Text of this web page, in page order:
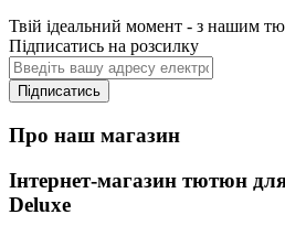
Твій ідеальний момент - з нашим
Підписатись на розсилку
Підписатись
Про наш магазин
Інтернет-магазин тютюн
Deluxe